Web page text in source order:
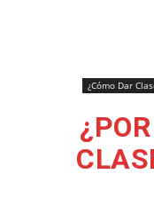
¿Cómo Dar